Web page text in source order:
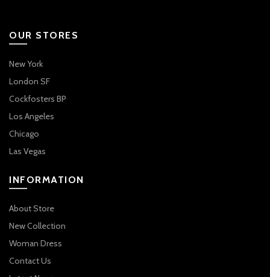
OUR STORES
New York
London SF
Cockfosters BP
Los Angeles
Chicago
Las Vegas
INFORMATION
About Store
New Collection
Woman Dress
Contact Us